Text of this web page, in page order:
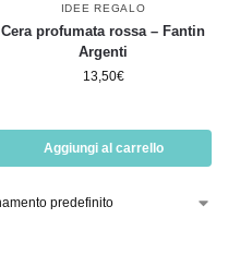
IDEE REGALO
Cera profumata rossa – Fantin
Argenti
13,50€
Aggiungi al carrello